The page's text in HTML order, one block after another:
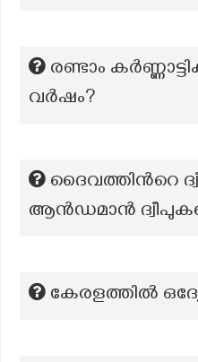
രണ്ടാം
വർഷം?
ദൈവത്തിൻറെ
ആൻഡമാൻ
കേരളത്തിൽ